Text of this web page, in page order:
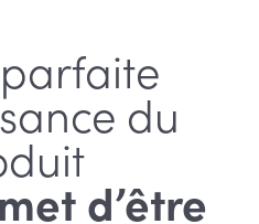
du
d’être